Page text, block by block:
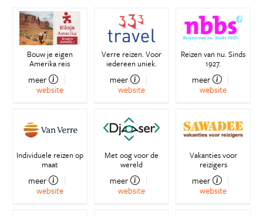
Bouw je eigen
Amerika reis
meer
website
Verre reizen. Voor
iedereen uniek.
meer
website
Reizen van nu. Sinds
1927.
meer
website
Individuele reizen op
maat
meer
website
Met oog voor de
wereld
meer
website
Vakanties voor
reizigers
meer
website